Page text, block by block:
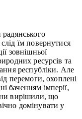
їм повернутися
зовнішньої
ресурсів та
республіки. Але
перемоги, охоплені
баченням імперії,
вирішили, що
домінувати у